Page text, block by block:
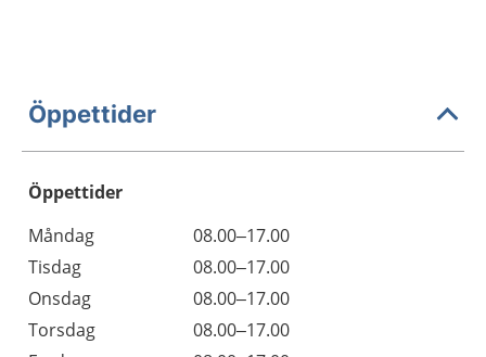
Öppettider
Öppettider
Dag
Öppettider
Kommentarer
Måndag
08.00–17.00
Tisdag
08.00–17.00
Onsdag
08.00–17.00
Torsdag
08.00–17.00